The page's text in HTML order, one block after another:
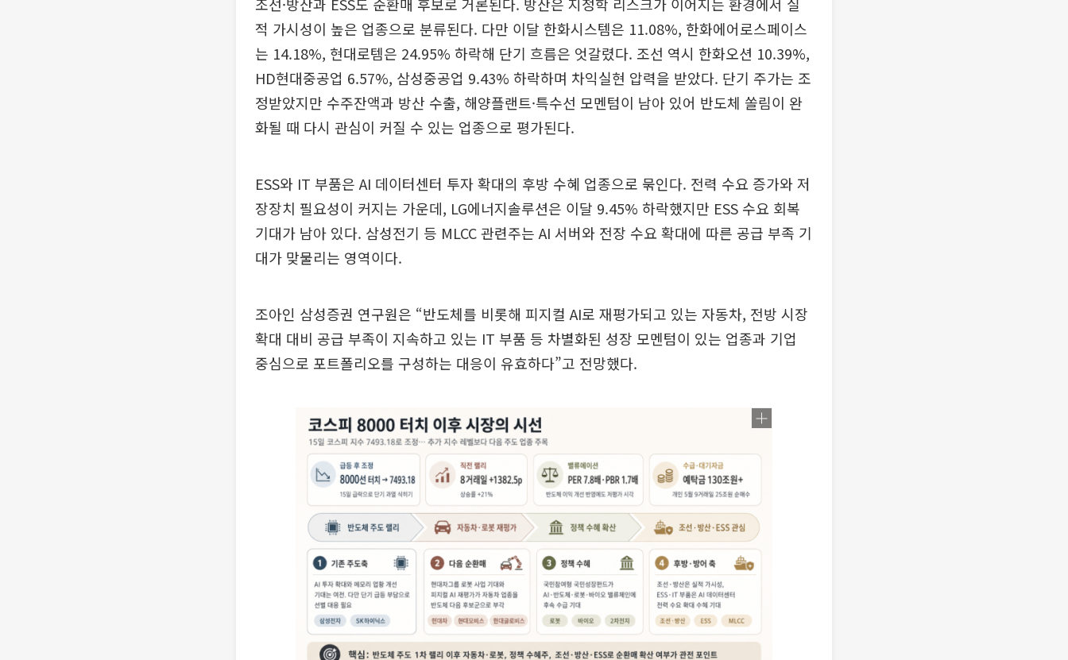
적 가시성이 높은 업종으로 분류된다. 다만 이달 한화시스템은 11.08%, 한화에어로스페이스
는 14.18%, 현대로템은 24.95% 하락해 단기 흐름은 엇갈렸다. 조선 역시 한화오션 10.39%,
HD현대중공업 6.57%, 삼성중공업 9.43% 하락하며 차익실현 압력을 받았다. 단기 주가는 조
정받았지만 수주잔액과 방산 수출, 해양플랜트·특수선 모멘텀이 남아 있어 반도체 쏠림이 완
화될 때 다시 관심이 커질 수 있는 업종으로 평가된다.
ESS와 IT 부품은 AI 데이터센터 투자 확대의 후방 수혜 업종으로 묶인다. 전력 수요 증가와 저
장장치 필요성이 커지는 가운데, LG에너지솔루션은 이달 9.45% 하락했지만 ESS 수요 회복
기대가 남아 있다. 삼성전기 등 MLCC 관련주는 AI 서버와 전장 수요 확대에 따른 공급 부족 기
대가 맞물리는 영역이다.
조아인 삼성증권 연구원은 “반도체를 비롯해 피지컬 AI로 재평가되고 있는 자동차, 전방 시장
확대 대비 공급 부족이 지속하고 있는 IT 부품 등 차별화된 성장 모멘텀이 있는 업종과 기업
중심으로 포트폴리오를 구성하는 대응이 유효하다”고 전망했다.